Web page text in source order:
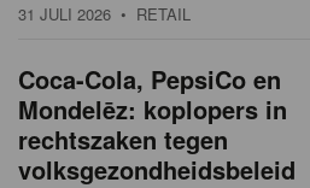
31 JULI 2026 • RETAIL
Coca-Cola, PepsiCo en
Mondelēz: koplopers in
rechtszaken tegen
volksgezondheidsbeleid